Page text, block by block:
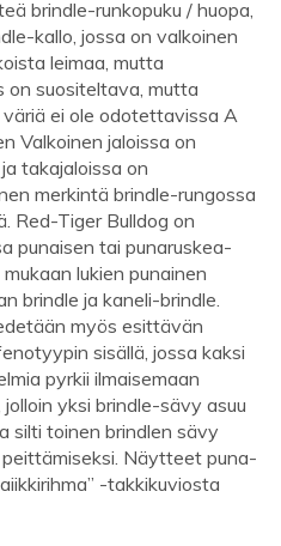
brindle-runkopuku / huopa,
kallo, jossa on valkoinen
leimaa, mutta
on suositeltava, mutta
ei ole odotettavissa A
Valkoinen jaloissa on
takajaloissa on
merkintä brindle-rungossa
Red-Tiger Bulldog on
punaisen tai punaruskea-
lukien punainen
brindle ja kaneli-brindle.
myös esittävän
sisällä, jossa kaksi
pyrkii ilmaisemaan
yksi brindle-sävy asuu
silti toinen brindlen sävy
Näytteet puna-
-takkikuviosta